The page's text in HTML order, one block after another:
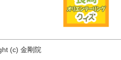
(c) 金剛院